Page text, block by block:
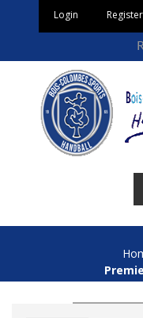
Login Register